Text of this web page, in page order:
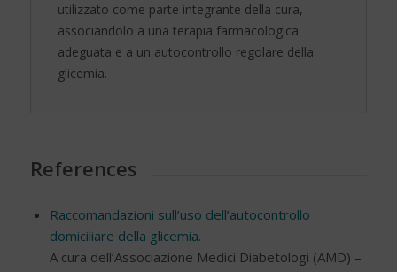
utilizzato come parte integrante della cura,
associandolo a una terapia farmacologica
adeguata e a un autocontrollo regolare della
glicemia.
References
Raccomandazioni sull’uso dell’autocontrollo
domiciliare della glicemia.
A cura dell’Associazione Medici Diabetologi (AMD) –